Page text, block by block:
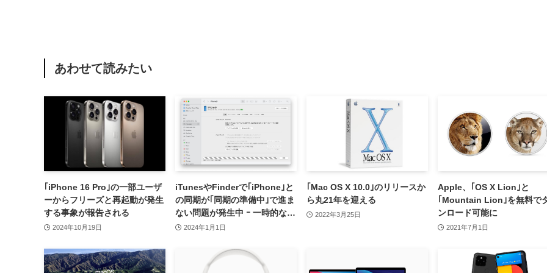
あわせて読みたい
｢iPhone 16 Pro｣の一部ユーザ
ーからフリーズと再起動が発生
する事象が報告される
2024年10月19日
iTunesやFinderで｢iPhone｣と
の同期が｢同期の準備中｣で進ま
ない問題が発生中 ｰ 一時的な回
避方法も紹介
2024年1月1日
｢Mac OS X 10.0｣のリリースか
ら丸21年を迎える
2022年3月25日
Apple、｢OS X Lion｣と
｢Mountain Lion｣を無料で
ンロード可能に
2021年7月1日